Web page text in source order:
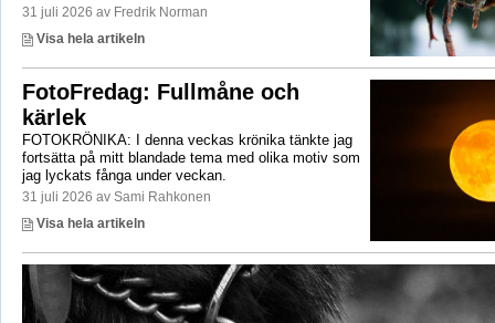
31 juli 2026 av Fredrik Norman
Visa hela artikeln
FotoFredag: Fullmåne och
kärlek
FOTOKRÖNIKA: I denna veckas krönika tänkte jag
fortsätta på mitt blandade tema med olika motiv som
jag lyckats fånga under veckan.
31 juli 2026 av Sami Rahkonen
Visa hela artikeln